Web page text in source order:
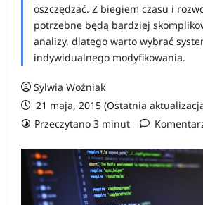
oszczędzać. Z biegiem czasu i
potrzebne będą bardziej
analizy, dlatego warto wybrać
indywidualnego modyfikowania.
Sylwia Woźniak
21 maja, 2015 (Ostatnia
Przeczytano 3 minut